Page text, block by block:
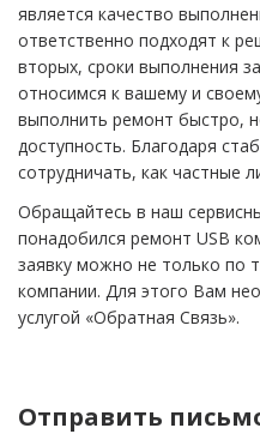
является качество
ответственно подходят к
вторых, сроки выполнения
относимся к вашему и
выполнить ремонт быстро,
доступность. Благодаря
сотрудничать, как частные
Обращайтесь в наш
понадобился ремонт USB
заявку можно не только по
компании. Для этого Вам
услугой «Обратная Связь».
Отправить